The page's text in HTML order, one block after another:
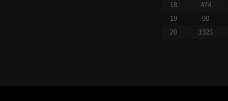
18
474
19
90
20
1325